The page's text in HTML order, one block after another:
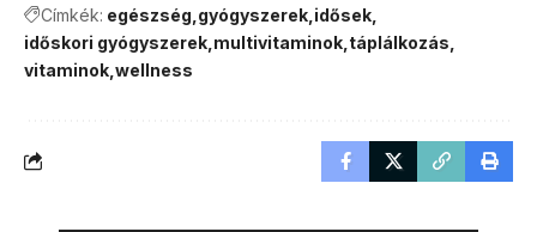
Címkék: egészség gyógyszerek idősek
időskori gyógyszerek multivitaminok táplálkozás
vitaminok wellness